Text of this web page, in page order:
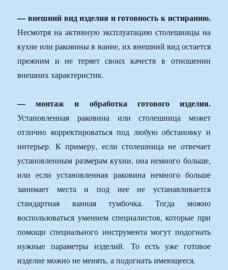
— внешний вид изделия и готовность к истиранию.
Несмотря на активную эксплуатацию столешницы на
кухне или раковины в ванне, их внешний вид остается
прежним и не теряет своих качеств в отношении
внешних характеристик.
— монтаж и обработка готового изделия.
Установленная раковина или столешница может
отлично корректироваться под любую обстановку и
интерьер. К примеру, если столешница не отвечает
установленным размерам кухни, она немного больше,
или если установленная раковина немного больше
занимает места и под нее не устанавливается
стандартная ванная тумбочка. Тогда можно
воспользоваться умением специалистов, которые при
помощи специального инструмента могут подогнать
нужные параметры изделий. То есть уже готовое
изделие можно не менять, а подогнать имеющееся.